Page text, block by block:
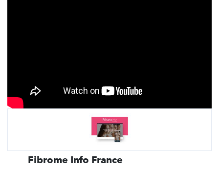
Fibrome Info France